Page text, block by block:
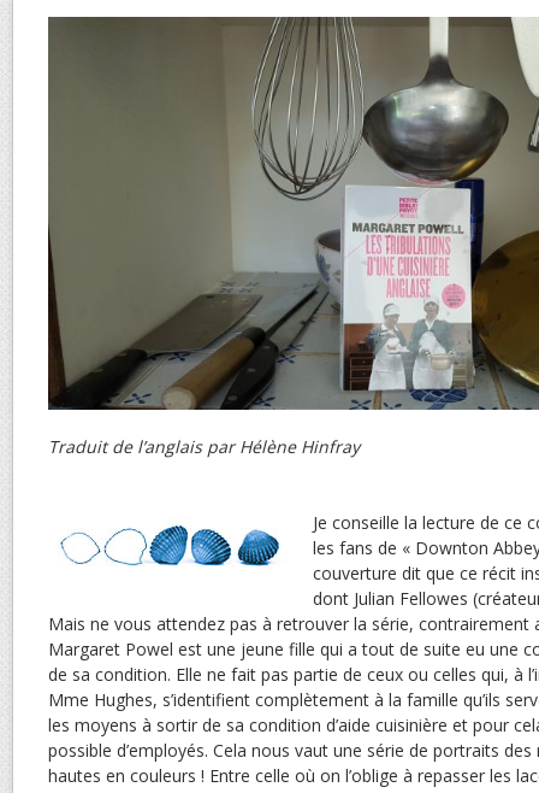
Traduit de l’anglais par Hélène Hinfray
Je conseille la lecture de ce
les fans de « Downton
couverture dit que ce récit
dont Julian Fellowes
Mais ne vous attendez pas à retrouver la série, contrairement
Margaret Powel est une jeune fille qui a tout de suite eu une
de sa condition. Elle ne fait pas partie de ceux ou celles qui, à
Mme Hughes, s’identifient complètement à la famille qu’ils
les moyens à sortir de sa condition d’aide cuisinière et pour
possible d’employés. Cela nous vaut une série de portraits
hautes en couleurs ! Entre celle où on l’oblige à repasser les